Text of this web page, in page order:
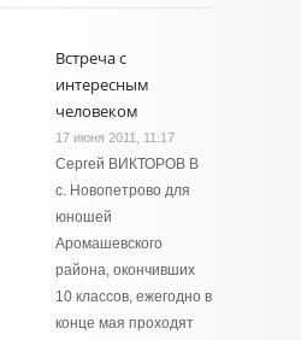
Встреча с
интересным
человеком
17 июня 2011, 11:17
Сергей ВИКТОРОВ В
с. Новопетрово для
юношей
Аромашевского
района, окончивших
10 классов, ежегодно в
конце мая проходят